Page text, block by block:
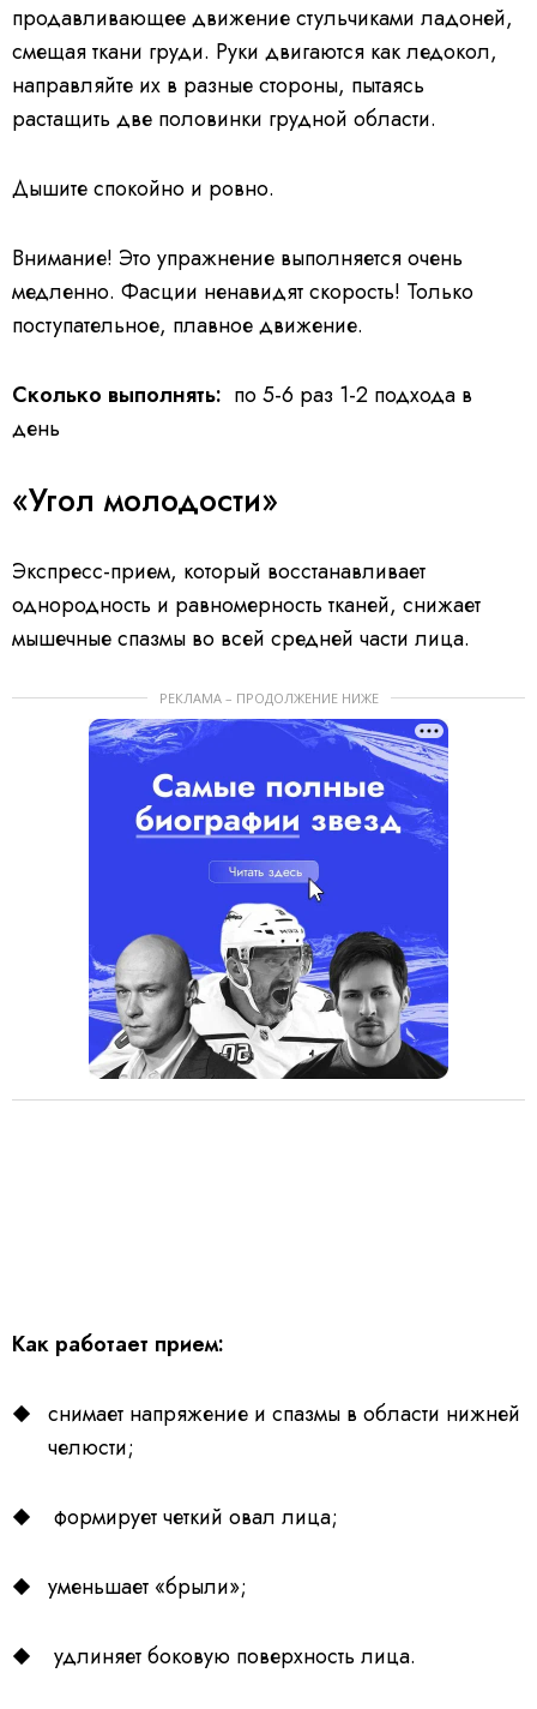
продавливающее движение стульчиками ладоней,
смещая ткани груди. Руки двигаются как ледокол,
направляйте их в разные стороны, пытаясь
растащить две половинки грудной области.
Дышите спокойно и ровно.
Внимание! Это упражнение выполняется очень
медленно. Фасции ненавидят скорость! Только
поступательное, плавное движение.
Сколько выполнять: по 5-6 раз 1-2 подхода в
день
«Угол молодости»
Экспресс-прием, который восстанавливает
однородность и равномерность тканей, снижает
мышечные спазмы во всей средней части лица.
РЕКЛАМА – ПРОДОЛЖЕНИЕ НИЖЕ
Как работает прием:
снимает напряжение и спазмы в области нижней
челюсти;
формирует четкий овал лица;
уменьшает «брыли»;
удлиняет боковую поверхность лица.